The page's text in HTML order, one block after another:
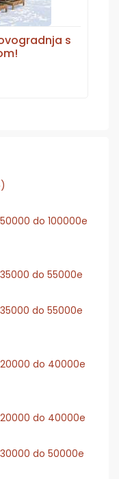
s
do 100000e
do 55000e
do 55000e
do 40000e
do 40000e
do 50000e